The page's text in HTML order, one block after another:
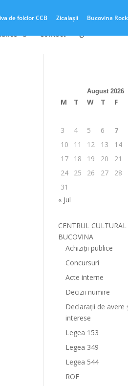
de folclor CCB Zicalașii Bucovina
Contact
August 2026
M T W T F
3
4 5 6 7
10
11 12 13 14
17
18 19 20 21
24
25 26 27 28
31
« Jul
CENTRUL CULTURAL
BUCOVINA
Achiziții publice
Concursuri
Acte interne
Decizii numire
Declarații de avere
interese
Legea 153
Legea 349
Legea 544
ROF